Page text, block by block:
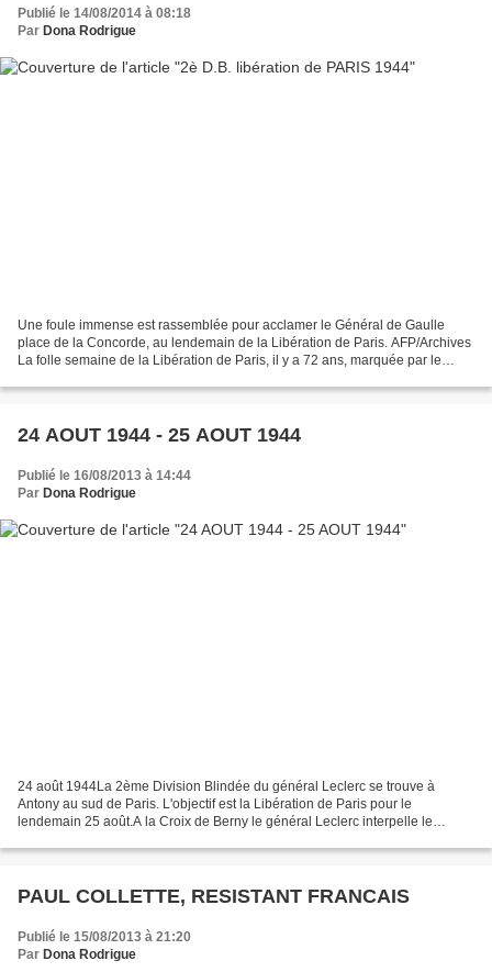
Publié le 14/08/2014 à 08:18
Par Dona Rodrigue
Une foule immense est rassemblée pour acclamer le Général de Gaulle
place de la Concorde, au lendemain de la Libération de Paris. AFP/Archives
La folle semaine de la Libération de Paris, il y a 72 ans, marquée par le
24 AOUT 1944 - 25 AOUT 1944
Publié le 16/08/2013 à 14:44
Par Dona Rodrigue
24 août 1944La 2ème Division Blindée du général Leclerc se trouve à
Antony au sud de Paris. L'objectif est la Libération de Paris pour le
lendemain 25 août.A la Croix de Berny le général Leclerc interpelle le
PAUL COLLETTE, RESISTANT FRANCAIS
Publié le 15/08/2013 à 21:20
Par Dona Rodrigue